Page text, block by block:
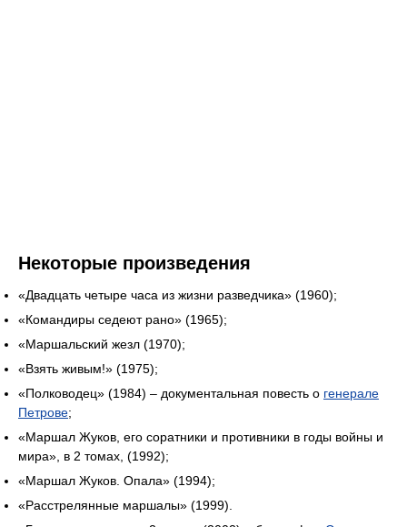
Некоторые произведения
«Двадцать четыре часа из жизни разведчика» (1960);
«Командиры седеют рано» (1965);
«Маршальский жезл (1970);
«Взять живым!» (1975);
«Полководец» (1984) – документальная повесть о генерале
Петрове;
«Маршал Жуков, его соратники и противники в годы войны и
мира», в 2 томах, (1992);
«Маршал Жуков. Опала» (1994);
«Расстрелянные маршалы» (1999).